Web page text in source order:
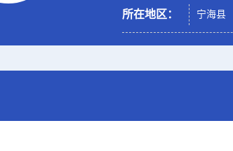
所在地区： 宁海县